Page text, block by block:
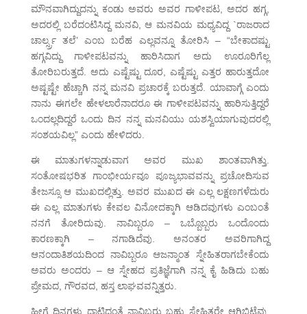
ಮೌನವಾಗಿದ್ದುದನ್ನು ಕಂಡು ಅವರು ಅವರ ಗಾಳೀಪಟ, ಅದರ ಹಗ್ಗ,
ಅದರಲ್ಲಿ ಬರೆದಂಟಿಸಿದ್ದ ಮನವಿ, ಆ ಮನವಿಯ ಮಧ್ಯವಿದ್ದ `ರಾಜರಾದ
ಚಾರ್ಲ್ಸ್ರ ತಲೆ’ ಎಂಬ ಬರೆಹ ಎಲ್ಲವನ್ನೂ ತೋರಿಸಿ – “ಬೇಕಾದಷ್ಟು
ಹಗ್ಗವಿದ್ದು ಗಾಳೀಪಟವನ್ನು ಹಾರಿಸಿದಾಗ ಅದು ಊರೂರಿಗೆಲ್ಲ
ತೋರಿಬರುತ್ತದೆ. ಅದು ಎಷ್ಟೆಷ್ಟು ದೂರ, ಎಷ್ಟೆಷ್ಟು ಎತ್ತರ ಹಾರುತ್ತದೋ
ಅಷ್ಟಷ್ಟೇ ಹೆಚ್ಚಾಗಿ ನನ್ನ ಮನವಿ ಪ್ರಚಾರಕ್ಕೆ ಬರುತ್ತದೆ. ಯಾವಾಗ್ಗೆ ಎಂದು
ನಾನು ಈಗಲೇ ಹೇಳಲಾರೆನಾದರೂ ಈ ಗಾಳೀಪಟವನ್ನು ಹಾರಿಸುತ್ತಿದ್ದರೆ
ಒಂದಲ್ಲದಿದ್ದರೆ ಒಂದು ದಿನ ನನ್ನ ಮನವಿಯು ಯಶಸ್ವಿಯಾಗುವುದರಲ್ಲಿ
ಸಂಶಯವಿಲ್ಲ” ಎಂದು ಹೇಳಿದರು.
ಈ ಮಾತುಗಳನ್ನಾಡುವಾಗ ಅವರ ಮುಖ ಶಾಂತವಾಗಿತ್ತು.
ಸಂತೋಷಭರಿತ ಗಾಂಭೀರ್ಯವೂ ಪೂಜ್ಯಭಾವವನ್ನು ಪ್ರಚೋದಿಸುವ
ತೇಜಸ್ಸೂ ಆ ಮುಖದಲ್ಲಿತ್ತು. ಅವರ ಮುಖದ ಈ ಎಲ್ಲ ಲಕ್ಷಣಗಳೆದುರು
ಈ ಎಲ್ಲ ಮಾತುಗಳು ಕೇವಲ ವಿನೋದಕ್ಕಾಗಿ ಆಡಿದವುಗಳು ಎಂಬಂತೆ
ನನಗೆ ತೋರಿದುವು. ನಾವಿಬ್ಬರೂ – ಒಬ್ಬೊಬ್ಬರು ಒಂದೊಂದು
ಕಾರಣಕ್ಕಾಗಿ – ನಗಾಡಿದೆವು. ಅನಂತರ ಅವರಿಗಾಗಿದ್ದ
ಆನಂದಾತಿಶಯದಿಂದ ನಾವಿಬ್ಬರೂ ಆಜನ್ಮಾಂತ ಸ್ನೇಹಿತರಾಗಬೇಕೆಂದು
ಅವರು ಅಂದರು – ಆ ಸ್ನೇಹದ ಪ್ರತಿಜ್ಞೆಗಾಗಿ ನನ್ನ ಕೈ ಹಿಡಿದು ಬಹು
ಪ್ರೇಮದ, ಗೌರವದ, ಹಸ್ತ ಲಾಘವವನ್ನಿತ್ತರು.
ಹೀಗೆ ದಿನಗಳು ದಾಟಿದಂತೆ ನಾವಿಬ್ಬರು ಬಹು ಸ್ನೇಹಿತರೇ ಆಗಿಬಿಟ್ಟೆವು.